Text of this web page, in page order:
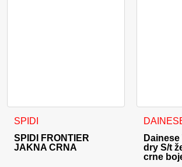
SPIDI
SPIDI FRONTIER
JAKNA CRNA
Ovaj proizvod ima više varijanti. Opcije
dry S/t
crne
Ovaj